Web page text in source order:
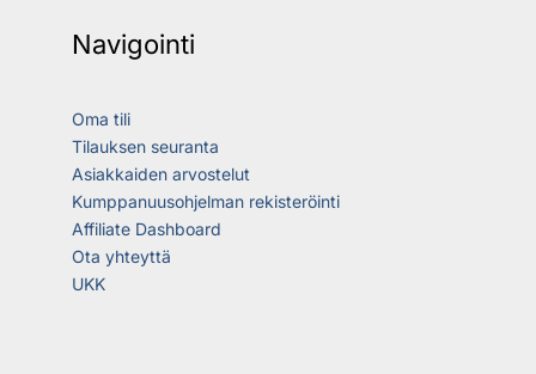
Navigointi
Oma tili
Tilauksen seuranta
Asiakkaiden arvostelut
Kumppanuusohjelman rekisteröinti
Affiliate Dashboard
Ota yhteyttä
UKK